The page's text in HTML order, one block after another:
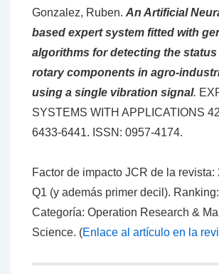
Gonzalez, Ruben. An Artificial
based expert system fitted with
algorithms for detecting the status
rotary components in agro-
using a single vibration signal.
SYSTEMS WITH APPLICATIONS
6433-6441. ISSN: 0957-4174.
Factor de impacto JCR de la revista:
Q1 (y además primer decil).
Categoría: Operation Research &
Science. (Enlace al artículo en la